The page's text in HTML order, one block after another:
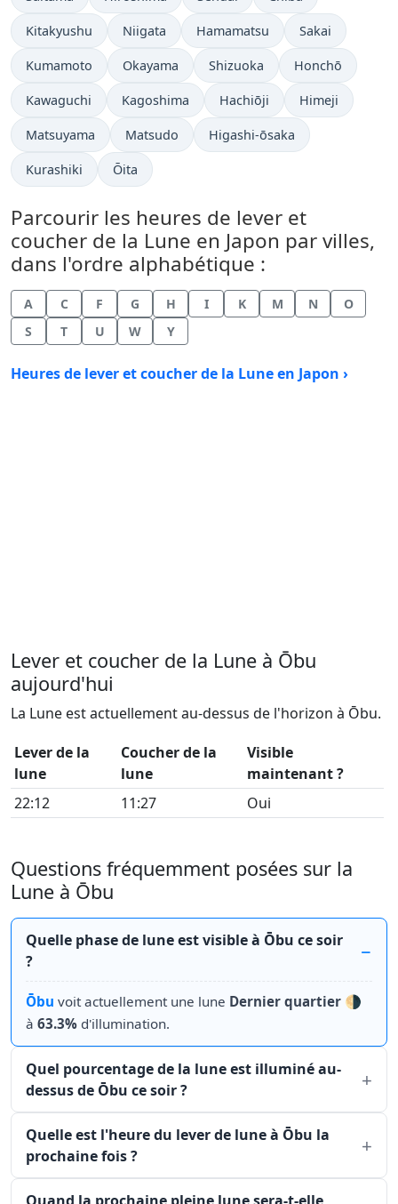
Kitakyushu Niigata Hamamatsu Sakai
Kumamoto Okayama Shizuoka Honchō
Kawaguchi Kagoshima Hachiōji Himeji
Matsuyama Matsudo Higashi-ōsaka
Kurashiki Ōita
Parcourir les heures de lever et
coucher de la Lune en Japon par villes,
dans l'ordre alphabétique :
A C F G H I K M N
O
S
T U W Y
Heures de lever et coucher de la Lune en Japon ›
Lever et coucher de la Lune à Ōbu
aujourd'hui
La Lune est actuellement au-dessus de l'horizon à Ōbu.
Lever de la
lune
Coucher de la
lune
Visible
maintenant ?
22:12
11:27 Oui
Questions fréquemment posées sur la
Lune à Ōbu
Quelle phase de lune est visible à Ōbu ce soir
?
Ōbu voit actuellement une lune Dernier quartier 🌗
à 63.3% d'illumination.
Quel pourcentage de la lune est illuminé au-
dessus de Ōbu ce soir ?
Quelle est l'heure du lever de lune à Ōbu la
prochaine fois ?